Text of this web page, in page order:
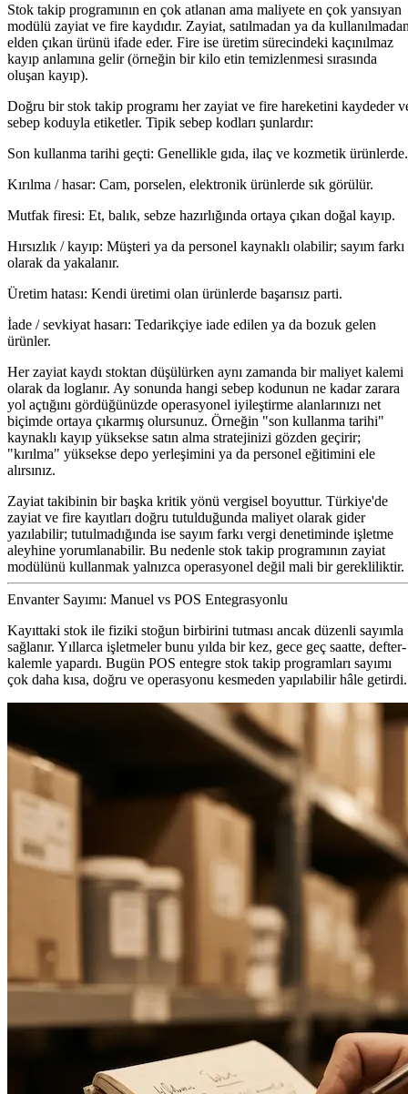
Stok takip programının en çok atlanan ama maliyete en çok yansıyan
modülü zayiat ve fire kaydıdır. Zayiat, satılmadan ya da
elden çıkan ürünü ifade eder. Fire ise üretim sürecindeki kaçınılmaz
kayıp anlamına gelir (örneğin bir kilo etin temizlenmesi sırasında
oluşan kayıp).
Doğru bir stok takip programı her zayiat ve fire hareketini kaydeder
sebep koduyla etiketler. Tipik sebep kodları şunlardır:
Son kullanma tarihi geçti: Genellikle gıda, ilaç ve kozmetik ürünlerde.
Kırılma / hasar: Cam, porselen, elektronik ürünlerde sık görülür.
Mutfak firesi: Et, balık, sebze hazırlığında ortaya çıkan doğal kayıp.
Hırsızlık / kayıp: Müşteri ya da personel kaynaklı olabilir; sayım farkı
olarak da yakalanır.
Üretim hatası: Kendi üretimi olan ürünlerde başarısız parti.
İade / sevkiyat hasarı: Tedarikçiye iade edilen ya da bozuk gelen
ürünler.
Her zayiat kaydı stoktan düşülürken aynı zamanda bir maliyet kalemi
olarak da loglanır. Ay sonunda hangi sebep kodunun ne kadar zarara
yol açtığını gördüğünüzde operasyonel iyileştirme alanlarınızı net
biçimde ortaya çıkarmış olursunuz. Örneğin "son kullanma tarihi"
kaynaklı kayıp yüksekse satın alma stratejinizi gözden geçirir;
"kırılma" yüksekse depo yerleşimini ya da personel eğitimini ele
alırsınız.
Zayiat takibinin bir başka kritik yönü vergisel boyuttur. Türkiye'de
zayiat ve fire kayıtları doğru tutulduğunda maliyet olarak gider
yazılabilir; tutulmadığında ise sayım farkı vergi denetiminde işletme
aleyhine yorumlanabilir. Bu nedenle stok takip programının zayiat
modülünü kullanmak yalnızca operasyonel değil mali bir gerekliliktir.
Envanter Sayımı: Manuel vs POS Entegrasyonlu
Kayıttaki stok ile fiziki stoğun birbirini tutması ancak düzenli sayımla
sağlanır. Yıllarca işletmeler bunu yılda bir kez, gece geç saatte, defter-
kalemle yapardı. Bugün POS entegre stok takip programları sayımı
çok daha kısa, doğru ve operasyonu kesmeden yapılabilir hâle getirdi.